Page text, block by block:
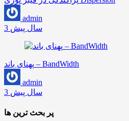
admin
3 سال پیش
پهنای باند – BandWidth
admin
3 سال پیش
پر بحث ترین ها